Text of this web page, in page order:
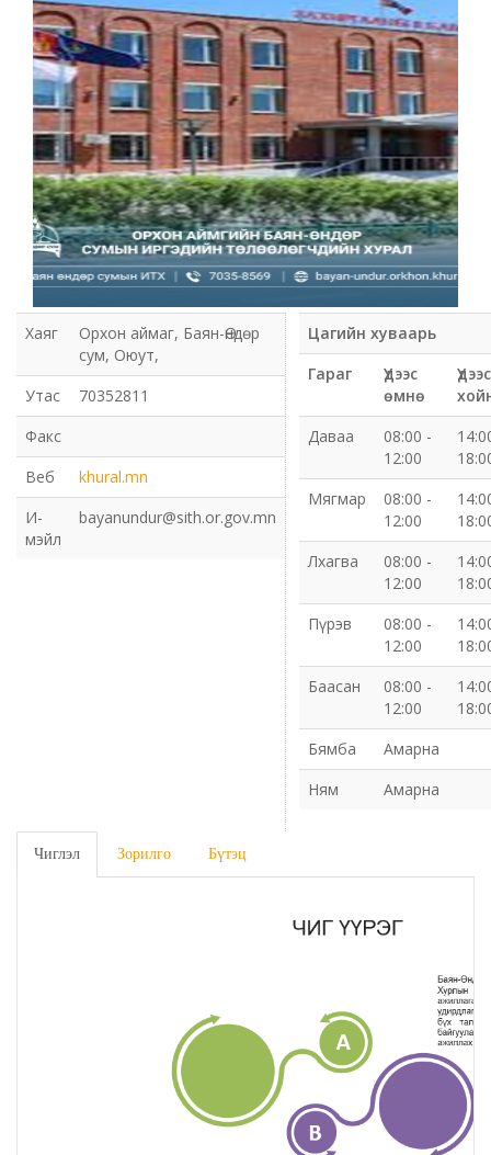
газар
Мэдээлэл шуурхай удирдлагын төв
Нийтийн номын сан
Эрдэнэт Булганы цахилгаан түгээх сүлжээ ТӨХК
Эрдэнэт ус, дулаан түгээх сүлжээ ОНӨХК
Бүсийн оношлогоо эмчилгээний төв
Хот тохижуулах газар
Орхон аймаг Шуудан үйлчилгээний газар
Биеийн тамир, спортын газар
Газрын харилцаа барилга хот байгуулалтын газар
Орхон аймаг дахь Гаалийн газар
Орхон аймгийн Байгаль орчны газар
Санхүүгийн хяналт, дотоод аудитын газар
Стандарт, хэмжил зүйн хэлтэс
Татварын газар
Улсын бүртгэлийн хэлтэс
Ус цаг уур, орчны шинжилгээний төв
Хаяг
Орхон аймаг, Баян-Өндөр
сум, Оюут,
Утас
70352811
Факс
Веб
khural.mn
И-
мэйл
bayanundur@sith.or.gov.mn
Цагийн хуваарь
Гараг
Үдээс
өмнө
Үдээс
Даваа
08:00 -
12:00
Мягмар
08:00 -
12:00
Лхагва
08:00 -
12:00
Пүрэв
08:00 -
12:00
Баасан
08:00 -
12:00
Бямба
Амарна
Ням
Амарна
Чиглэл Зорилго Бүтэц